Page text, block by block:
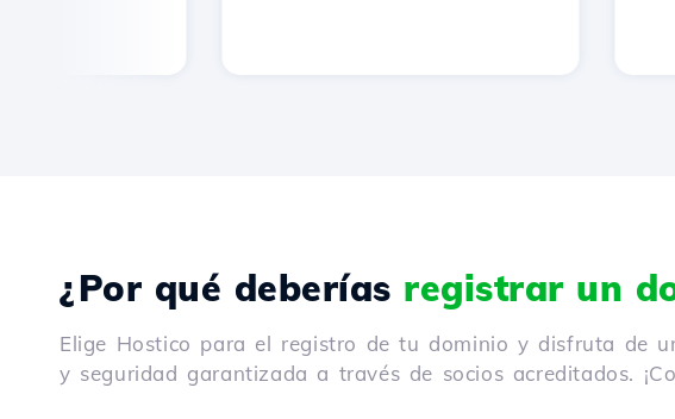
¿Por qué deberías registrar un
Elige Hostico para el registro de tu dominio y disfruta de
y seguridad garantizada a través de socios acreditados.